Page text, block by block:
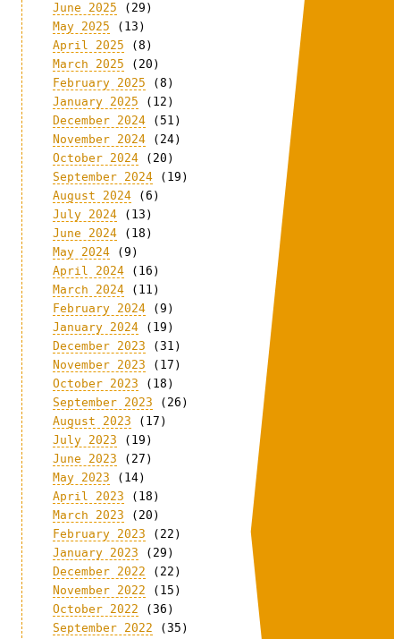
June 2025 (29)
May 2025 (13)
April 2025 (8)
March 2025 (20)
February 2025 (8)
January 2025 (12)
December 2024 (51)
November 2024 (24)
October 2024 (20)
September 2024 (19)
August 2024 (6)
July 2024 (13)
June 2024 (18)
May 2024 (9)
April 2024 (16)
March 2024 (11)
February 2024 (9)
January 2024 (19)
December 2023 (31)
November 2023 (17)
October 2023 (18)
September 2023 (26)
August 2023 (17)
July 2023 (19)
June 2023 (27)
May 2023 (14)
April 2023 (18)
March 2023 (20)
February 2023 (22)
January 2023 (29)
December 2022 (22)
November 2022 (15)
October 2022 (36)
September 2022 (35)